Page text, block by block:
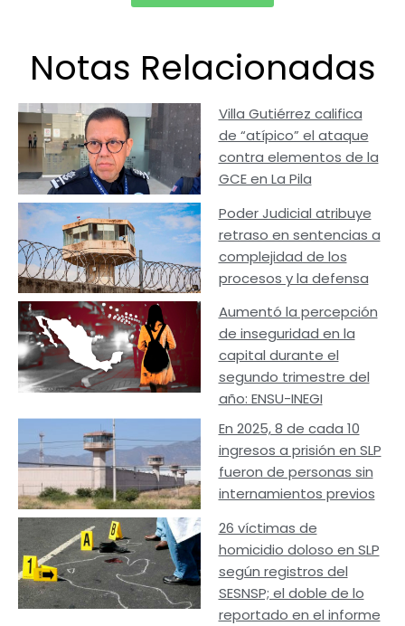
Notas Relacionadas
Villa Gutiérrez califica
de “atípico” el ataque
contra elementos de la
GCE en La Pila
Poder Judicial atribuye
retraso en sentencias a
complejidad de los
procesos y la defensa
Aumentó la percepción
de inseguridad en la
capital durante el
segundo trimestre del
año: ENSU-INEGI
En 2025, 8 de cada 10
ingresos a prisión en SLP
fueron de personas sin
internamientos previos
26 víctimas de
homicidio doloso en SLP
según registros del
SESNSP; el doble de lo
reportado en el informe